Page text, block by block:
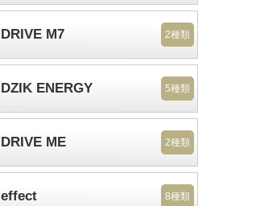
DRIVE M7 2種類
DZIK ENERGY 5種類
DRIVE ME 2種類
effect 8種類